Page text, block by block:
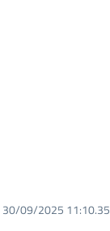
30/09/2025 11:10.35